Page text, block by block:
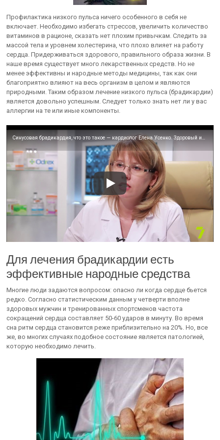
Профилактика низкого пульса ничего особенного в себя не
включает. Необходимо избегать стрессов, увеличить количество
витаминов в рационе, сказать нет плохим привычкам. Следить за
массой тела и уровнем холестерина, что плохо влияет на работу
сердца. Придерживаться здорового, правильного образа жизни. В
наше время существует много лекарственных средств. Но не
менее эффективны и народные методы медицины, так как они
благоприятно влияют на весь организм в целом и являются
природными. Таким образом лечение низкого пульса (брадикардии)
является довольно успешным. Следует только знать нет ли у вас
аллергии на те или иные компоненты.
Синусовая брадикардия, что это такое — кардиолог Елена Усенко. Здоровый интерес. Выпуск 333
Для лечения брадикардии есть
эффективные народные средства
Многие люди задаются вопросом: опасно ли когда сердце бьется
редко. Согласно статистическим данным у четверти вполне
здоровых мужчин и тренированных спортсменов частота
сокращений сердца составляет 50-60 ударов в минуту. Во время
сна ритм сердца становится реже приблизительно на 20%. Но, все
же, во многих случаях подобное состояние является патологией,
которую необходимо лечить.